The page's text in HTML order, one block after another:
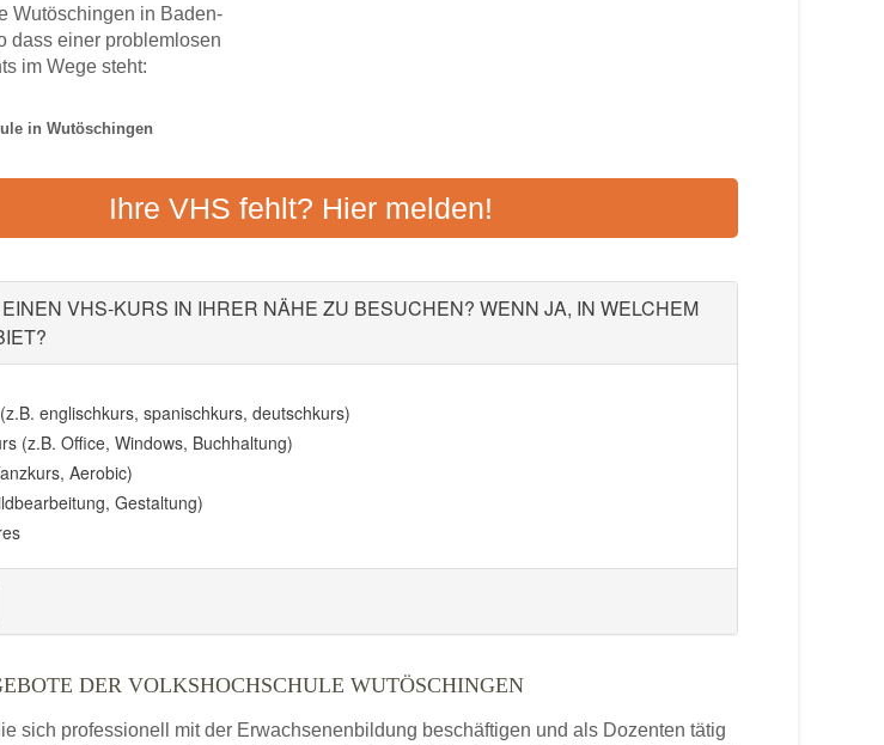
Wutöschingen in Baden-
dass einer problemlosen
im Wege steht:
in Wutöschingen
VOLKSHOCHSCHULE WUTÖSCHINGEN
Adresse: Kirchstraße 5, 79793 Wutöschingen
Ihre VHS fehlt? Hier melden!
VHS-KURS IN IHRER NÄHE ZU BESUCHEN? WENN JA, IN WELCHEM
englischkurs, spanischkurs, deutschkurs)
(z.B. Office, Windows, Buchhaltung)
Aerobic)
Gestaltung)
DER VOLKSHOCHSCHULE WUTÖSCHINGEN
sich professionell mit der Erwachsenenbildung beschäftigen und als Dozenten tätig